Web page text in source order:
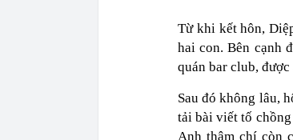
Từ khi kết hôn,
hai con. Bên cạnh
quán bar club,
Sau đó không lâu,
tải bài viết tố
Anh thậm chí còn